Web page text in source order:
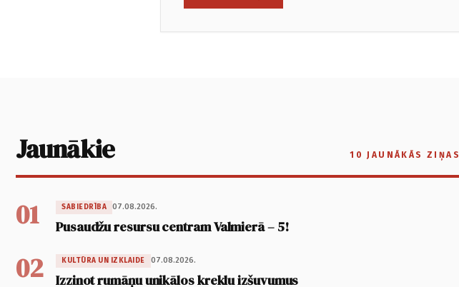
Jaunākie 10 JAUNĀKĀS ZIŅAS
01 SABIEDRĪBA 07.08.2026.
Pusaudžu resursu centram Valmierā – 5!
02 KULTŪRA UN IZKLAIDE 07.08.2026.
Izzinot rumāņu unikālos kreklu izšuvumus